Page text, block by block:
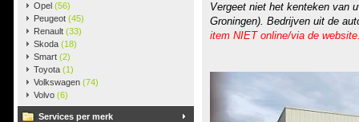
Opel (56)
Peugeot (45)
Renault (33)
Skoda (18)
Smart (2)
Toyota (1)
Volkswagen (74)
Volvo (6)
Services per merk
Vergeet niet het kenteken van
Groningen). Bedrijven uit de
item NIET online/via de